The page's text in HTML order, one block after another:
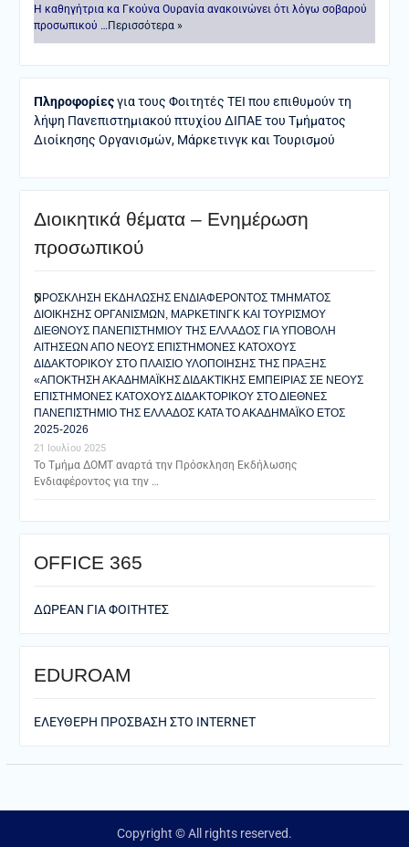
Η καθηγήτρια κα Γκούνα Ουρανία ανακοινώνει ότι λόγω σοβαρού
προσωπικού …Περισσότερα »
Πληροφορίεςγια τους Φοιτητές ΤΕΙ που επιθυμούν τη
λήψη Πανεπιστημιακού πτυχίου ΔΙΠΑΕ του Τμήματος
Διοίκησης Οργανισμών, Μάρκετινγκ και Τουρισμού
Διοικητικά θέματα – Ενημέρωση
προσωπικού
ΠΡΟΣΚΛΗΣΗ ΕΚΔΗΛΩΣΗΣ ΕΝΔΙΑΦΕΡΟΝΤΟΣ ΤΜΗΜΑΤΟΣ
ΔΙΟΙΚΗΣΗΣ ΟΡΓΑΝΙΣΜΩΝ, ΜΑΡΚΕΤΙΝΓΚ ΚΑΙ ΤΟΥΡΙΣΜΟΥ
ΔΙΕΘΝΟΥΣ ΠΑΝΕΠΙΣΤΗΜΙΟΥ ΤΗΣ ΕΛΛΑΔΟΣ ΓΙΑ ΥΠΟΒΟΛΗ
ΑΙΤΗΣΕΩΝ ΑΠΟ ΝΕΟΥΣ ΕΠΙΣΤΗΜΟΝΕΣ ΚΑΤΟΧΟΥΣ
ΔΙΔΑΚΤΟΡΙΚΟΥ ΣΤΟ ΠΛΑΙΣΙΟ ΥΛΟΠΟΙΗΣΗΣ ΤΗΣ ΠΡΑΞΗΣ
«ΑΠΟΚΤΗΣΗ ΑΚΑΔΗΜΑΪΚΗΣ ΔΙΔΑΚΤΙΚΗΣ ΕΜΠΕΙΡΙΑΣ ΣΕ ΝΕΟΥΣ
ΕΠΙΣΤΗΜΟΝΕΣ ΚΑΤΟΧΟΥΣ ΔΙΔΑΚΤΟΡΙΚΟΥ ΣΤΟ ΔΙΕΘΝΕΣ
ΠΑΝΕΠΙΣΤΗΜΙΟ ΤΗΣ ΕΛΛΑΔΟΣ ΚΑΤΑ ΤΟ ΑΚΑΔΗΜΑΪΚΟ ΕΤΟΣ
2025-2026
21 Ιουλίου 2025
Το Τμήμα ΔΟΜΤ αναρτά την Πρόσκληση Εκδήλωσης
Ενδιαφέροντος για την …
ΟFFICE 365
ΔΩΡΕΑΝ ΓΙΑ ΦΟΙΤΗΤΕΣ
EDUROAM
ΕΛΕΥΘΕΡΗ ΠΡΟΣΒΑΣΗ ΣΤΟ ΙΝΤΕRNET
Copyright © All rights reserved.